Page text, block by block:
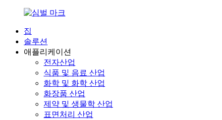
집
솔루션
애플리케이션
전자산업
식품 및 음료 산업
화학 및 화학 산업
화장품 산업
제약 및 생물학 산업
표면처리 산업